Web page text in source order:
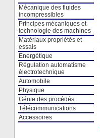
Mécanique des fluides
incompressibles
Principes mécaniques et
technologie des machines
Matériaux propriétés et
essais
Energétique
Régulation automatisme
électrotechnique
Automobile
Physique
Génie des procédés
Télécommunications
Accessoires